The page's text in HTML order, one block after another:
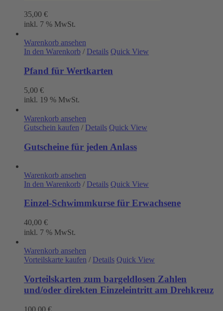
35,00 €
inkl. 7 % MwSt.
Warenkorb ansehen
In den Warenkorb / Details Quick View
Pfand für Wertkarten
5,00 €
inkl. 19 % MwSt.
Warenkorb ansehen
Gutschein kaufen / Details Quick View
Gutscheine für jeden Anlass
Warenkorb ansehen
In den Warenkorb / Details Quick View
Einzel-Schwimmkurse für Erwachsene
40,00 €
inkl. 7 % MwSt.
Warenkorb ansehen
Vorteilskarte kaufen / Details Quick View
Vorteilskarten zum bargeldlosen Zahlen
und/oder direkten Einzeleintritt am Drehkreuz
100,00 €